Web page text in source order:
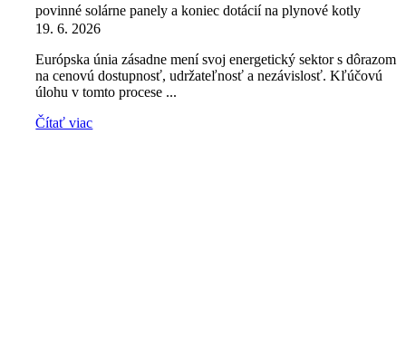
povinné solárne panely a koniec dotácií na plynové kotly
19. 6. 2026
Európska únia zásadne mení svoj energetický sektor s dôrazom
na cenovú dostupnosť, udržateľnosť a nezávislosť. Kľúčovú
úlohu v tomto procese ...
Čítať viac